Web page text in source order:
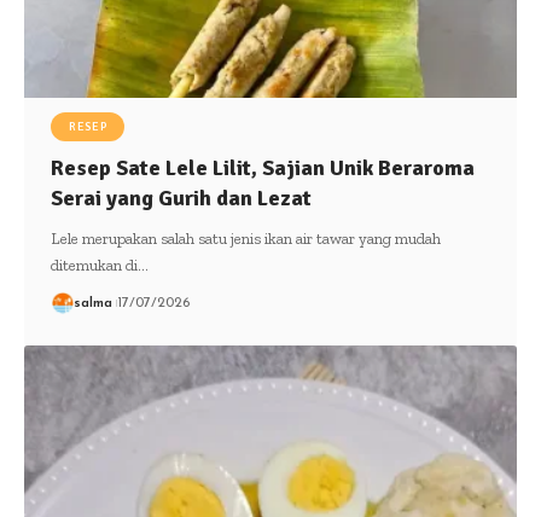
RESEP
Resep Sate Lele Lilit, Sajian Unik Beraroma
Serai yang Gurih dan Lezat
Lele merupakan salah satu jenis ikan air tawar yang mudah
ditemukan di…
salma 17/07/2026